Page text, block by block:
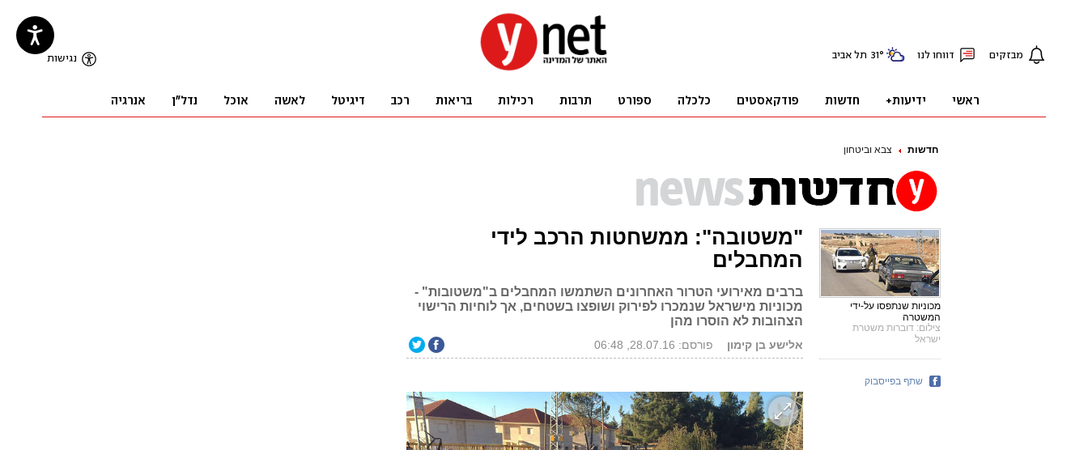
חדשות צבא וביטחון
"משטובה": ממשחטות הרכב לידי
המחבלים
ברבים מאירועי הטרור האחרונים השתמשו המחבלים ב"משטובות" -
מכוניות מישראל שנמכרו לפירוק ושופצו בשטחים, אך לוחיות הרישוי
הצהובות לא הוסרו מהן
אלישע בן קימון פורסם: 28.07.16, 06:48
מכוניות שנתפסו על-ידי
המשטרה
צילום: דוברות משטרת
ישראל
שתף בפייסבוק